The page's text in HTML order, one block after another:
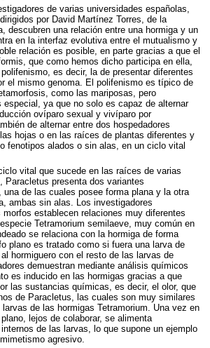
de varias universidades españolas,
por David Martínez Torres, de la
descubren una relación entre una hormiga y un
en la interfaz evolutiva entre el mutualismo y
relación es posible, en parte gracias a que el
que como hemos dicho participa en ella,
es decir, la de presentar diferentes
el mismo genoma. El polifenismo es típico de
como las mariposas, pero
especial, ya que no solo es capaz de alternar
ovíparo sexual y vivíparo por
de alternar entre dos hospedadores
hojas o en las raíces de plantas diferentes y
fenotipos alados o sin alas, en un ciclo vital
vital que sucede en las raíces de varias
Paracletus presenta dos variantes
de las cuales posee forma plana y la otra
ambas sin alas. Los investigadores
establecen relaciones muy diferentes
Tetramorium semilaeve, muy común en
se relaciona con la hormiga de forma
plano es tratado como si fuera una larva de
hormiguero con el resto de las larvas de
demuestran mediante análisis químicos
es inducido en las hormigas gracias a que
las sustancias químicas, es decir, el olor, que
de Paracletus, las cuales son muy similares
de las hormigas Tetramorium. Una vez en
lejos de colaborar, se alimenta
de las larvas, lo que supone un ejemplo
agresivo.